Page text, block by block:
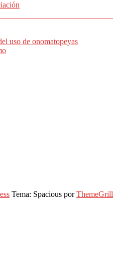
uso de onomatopeyas
Tema: Spacious porThemeGrill